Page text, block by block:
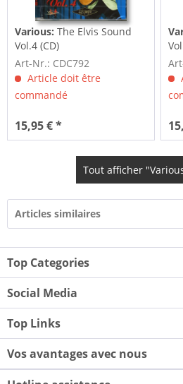
Various:The Elvis Sound
Vol.4 (CD)
Art-Nr.: CDC792
Article doit être
commandé
15,95 € *
Tout afficher
Articles similaires
Top Categories
Social Media
Top Links
Vos avantages avec nous